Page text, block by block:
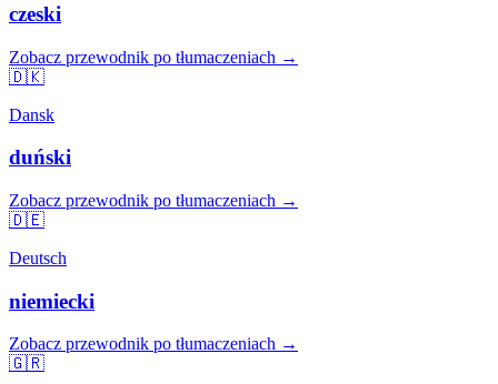
czeski
Zobacz przewodnik po tłumaczeniach →
🇩🇰
Dansk
duński
Zobacz przewodnik po tłumaczeniach →
🇩🇪
Deutsch
niemiecki
Zobacz przewodnik po tłumaczeniach →
🇬🇷